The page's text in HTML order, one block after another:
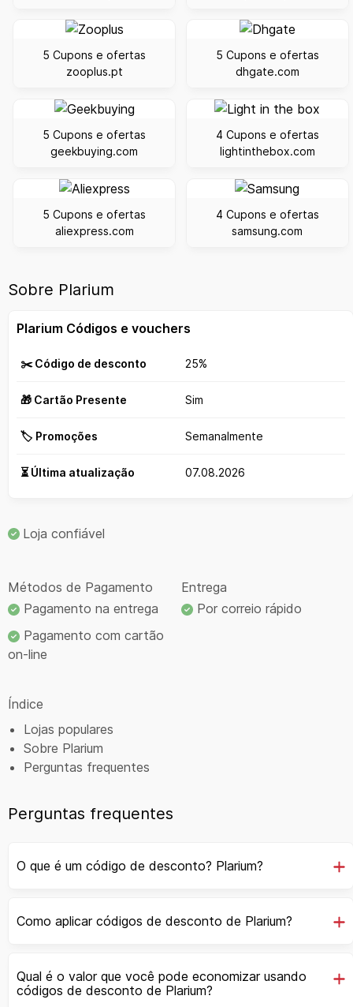
5 Cupons e ofertas
zooplus.pt
5 Cupons e ofertas
dhgate.com
5 Cupons e ofertas
geekbuying.com
4 Cupons e ofertas
lightinthebox.com
5 Cupons e ofertas
aliexpress.com
4 Cupons e ofertas
samsung.com
Sobre Plarium
Plarium Códigos e vouchers
✂️ Código de desconto 25%
🎁 Cartão Presente Sim
🏷️ Promoções Semanalmente
⏳ Última atualização 07.08.2026
Loja confiável
Métodos de Pagamento
Pagamento na entrega
Pagamento com cartão
on-line
Entrega
Por correio rápido
Índice
Lojas populares
Sobre Plarium
Perguntas frequentes
Perguntas frequentes
O que é um código de desconto? Plarium?
Como aplicar códigos de desconto de Plarium?
Qual é o valor que você pode economizar usando
códigos de desconto de Plarium?